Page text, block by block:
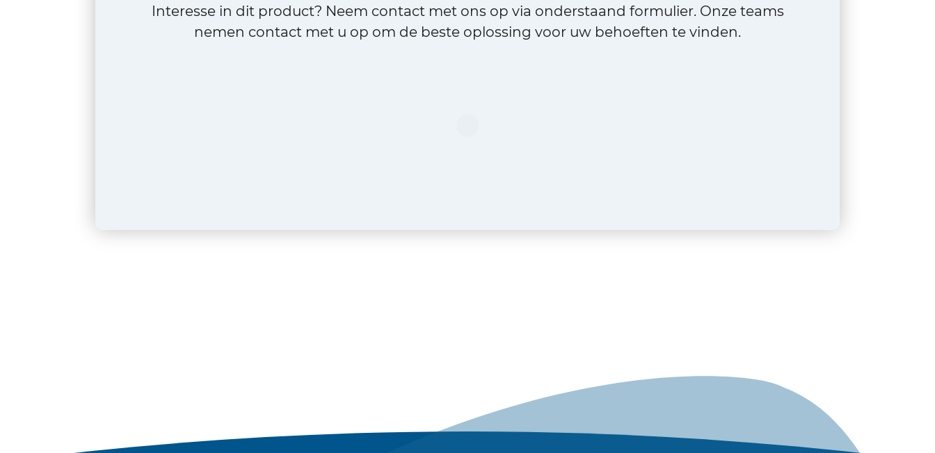
Interesse in dit product? Neem contact met ons op via onderstaand formulier. Onze teams
nemen contact met u op om de beste oplossing voor uw behoeften te vinden.